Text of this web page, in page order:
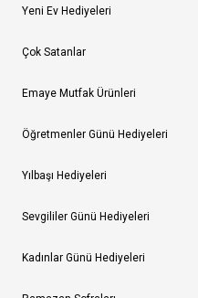
Yeni Ev Hediyeleri
Çok Satanlar
Emaye Mutfak Ürünleri
Öğretmenler Günü Hediyeleri
Yılbaşı Hediyeleri
Sevgililer Günü Hediyeleri
Kadınlar Günü Hediyeleri